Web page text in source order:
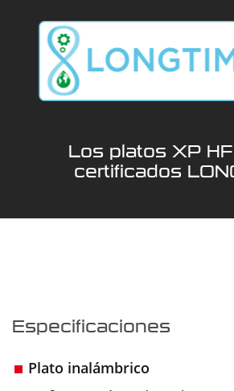
Los platos XP
certificados
Especificaciones
Plato inalámbrico